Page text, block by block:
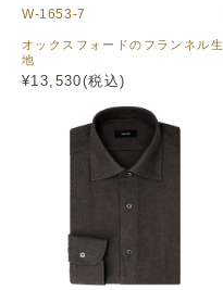
W-1653-7
オックスフォードのフランネル生
地
¥13,530(税込)